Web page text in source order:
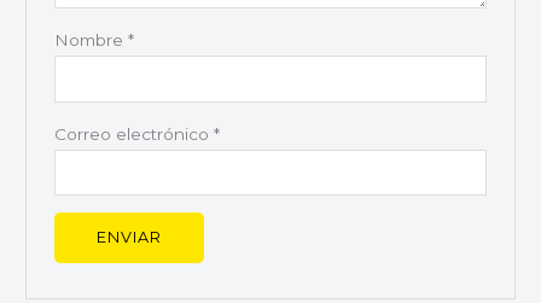
Nombre *
Correo electrónico *